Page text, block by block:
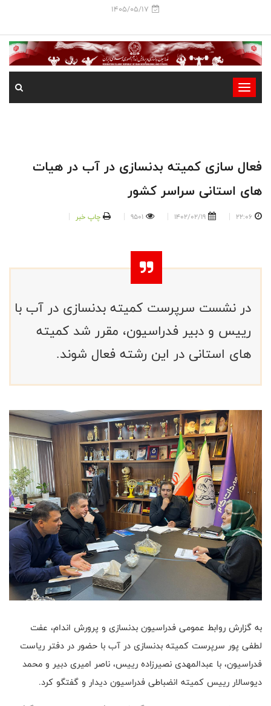
1405/05/17
-
-
-
-
فعال سازی کمیته بدنسازی در آب در هیات
های استانی سراسر کشور
22:06
1402/02/19
9501 چاپ خبر
در نشست سرپرست کمیته بدنسازی در آب با
رییس و دبیر فدراسیون، مقرر شد کمیته
های استانی در این رشته فعال شوند.
به گزارش روابط عمومی فدراسیون بدنسازی و پرورش اندام، عفت
لطفی پور سرپرست کمیته بدنسازی در آب با حضور در دفتر ریاست
فدراسیون، با عبدالمهدی نصیرزاده رییس، ناصر امیری دبیر و محمد
دیوسالار رییس کمیته انضباطی فدراسیون دیدار و گفتگو کرد.